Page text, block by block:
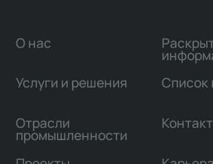
О нас
Услуги и решения
Отрасли
промышленности
Список